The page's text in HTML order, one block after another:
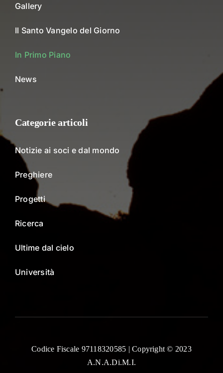
Gallery
Il Santo Vangelo del Giorno
In Primo Piano
News
Categorie articoli
Notizie ai soci e dal mondo
Preghiere
Progetti
Ricerca
Ultime dal cielo
Università
Codice Fiscale 97118320585 | Copyright © 2023
A.N.A.Di.M.I.